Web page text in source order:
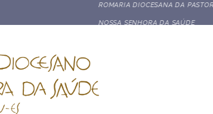
FAMILIAR E DO ECC REÚNE FAMÍLIAS NO SANTUÁRIO DE